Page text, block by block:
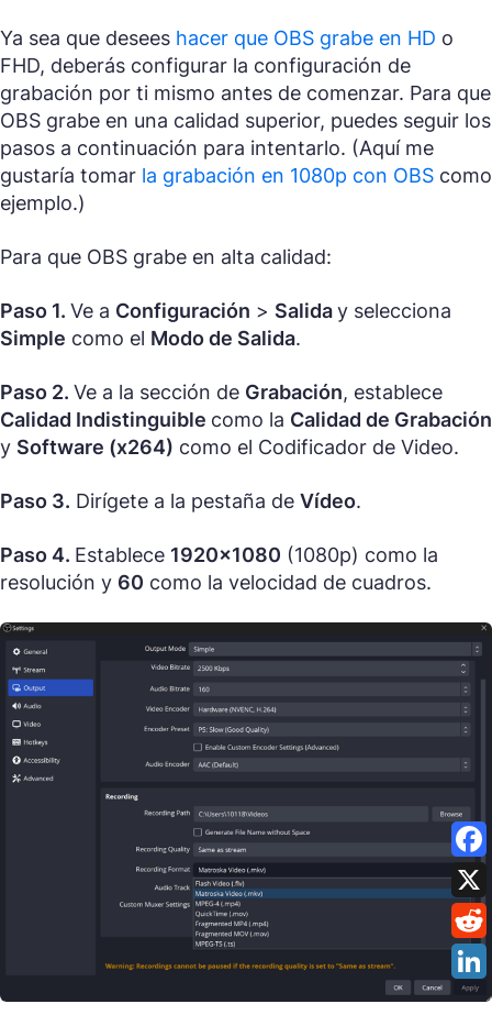
Ya sea que desees hacer que OBS grabe en HD o
FHD, deberás configurar la configuración de
grabación por ti mismo antes de comenzar. Para que
OBS grabe en una calidad superior, puedes seguir los
pasos a continuación para intentarlo. (Aquí me
gustaría tomar la grabación en 1080p con OBS como
ejemplo.)
Para que OBS grabe en alta calidad:
Paso 1. Ve a Configuración > Saliday selecciona
Simple como el Modo de Salida.
Paso 2. Ve a la sección de Grabación, establece
Calidad Indistinguible como la Calidad de Grabación
y Software (x264) como el Codificador de Video.
Paso 3. Dirígete a la pestaña de Vídeo.
Paso 4. Establece 1920×1080 (1080p) como la
resolución y 60 como la velocidad de cuadros.